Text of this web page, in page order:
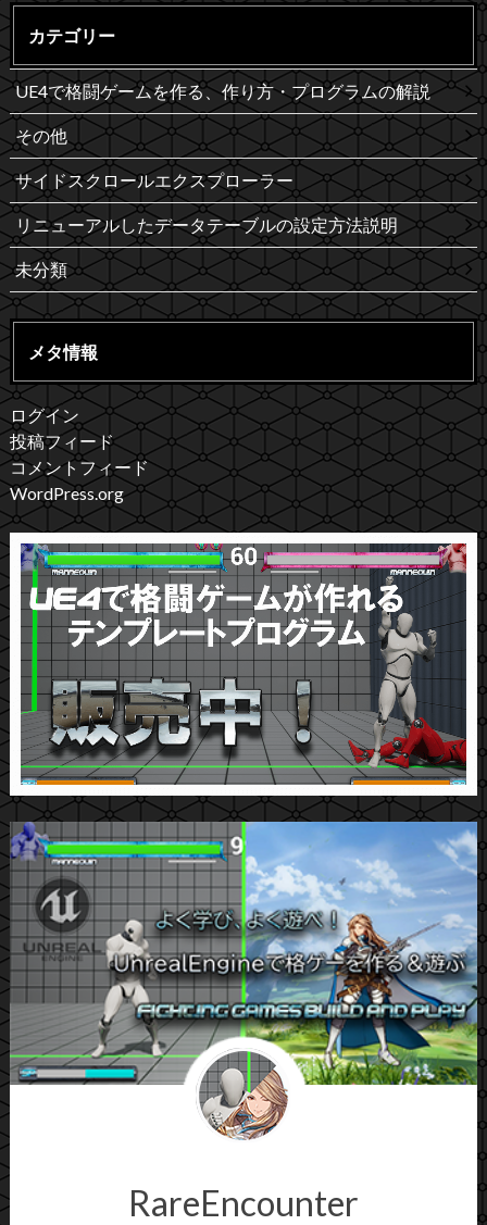
カテゴリー
UE4で格闘ゲームを作る、作り方・プログラムの解説
その他
サイドスクロールエクスプローラー
リニューアルしたデータテーブルの設定方法説明
未分類
メタ情報
ログイン
投稿フィード
コメントフィード
WordPress.org
RareEncounter